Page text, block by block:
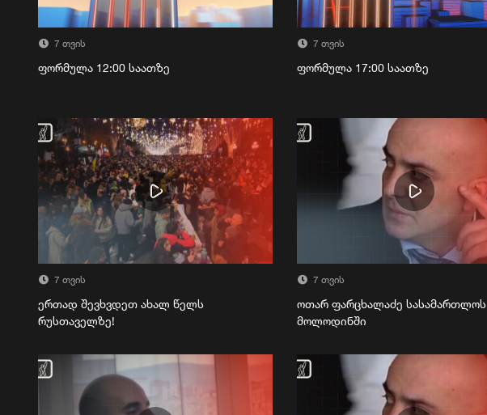
7 თვის
ფორმულა 12:00 საათზე
7 თვის
ფორმულა 17:00 საათზე
7 თვის
ერთად შევხვდეთ ახალ წელს
რუსთაველზე!
7 თვის
ოთარ ფარცხალაძე სასამართლოს
მოლოდინში